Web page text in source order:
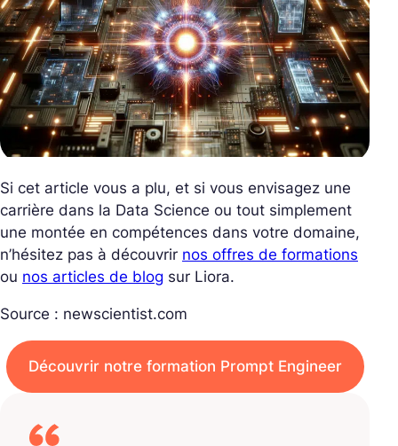
Si cet article vous a plu, et si vous envisagez une
carrière dans la Data Science ou tout simplement
une montée en compétences dans votre domaine,
n’hésitez pas à découvrir nos offres de formations
ou nos articles de blog sur Liora.
Source : newscientist.com
Découvrir notre formation Prompt Engineer